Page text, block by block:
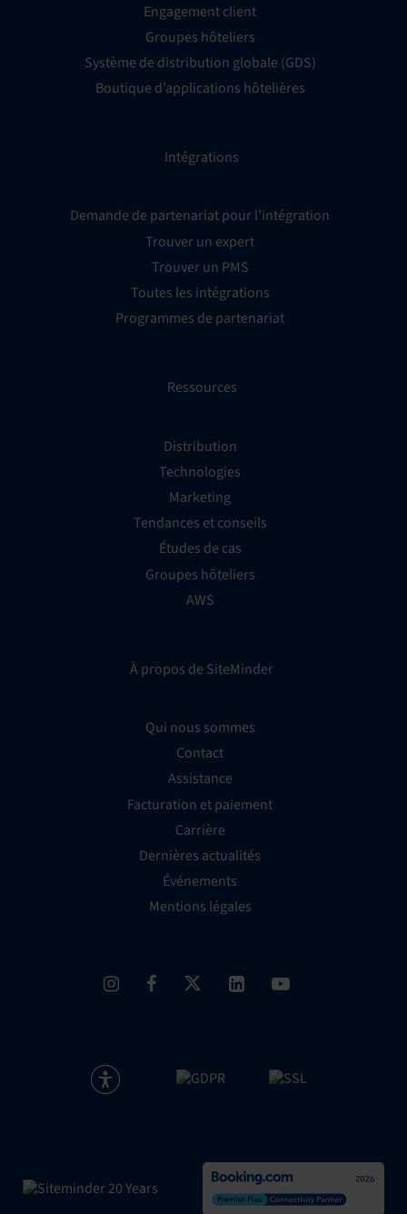
Engagement client
Groupes hôteliers
Système de distribution globale (GDS)
Boutique d’applications hôtelières
Intégrations
Demande de partenariat pour l’intégration
Trouver un expert
Trouver un PMS
Toutes les intégrations
Programmes de partenariat
Ressources
Distribution
Technologies
Marketing
Tendances et conseils
Études de cas
Groupes hôteliers
AWS
À propos de SiteMinder
Qui nous sommes
Contact
Assistance
Facturation et paiement
Carrière
Dernières actualités
Événements
Mentions légales